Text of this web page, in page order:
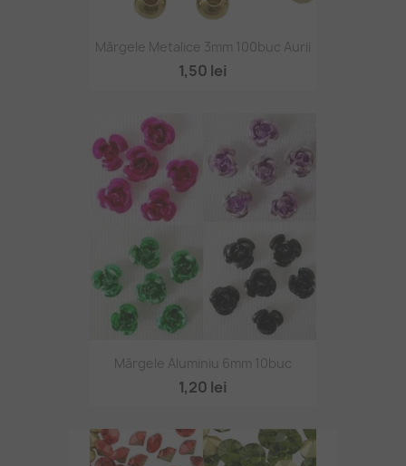
Mărgele Metalice 3mm 100buc Aurii
1,50 lei
Mărgele Aluminiu 6mm 10buc
1,20 lei